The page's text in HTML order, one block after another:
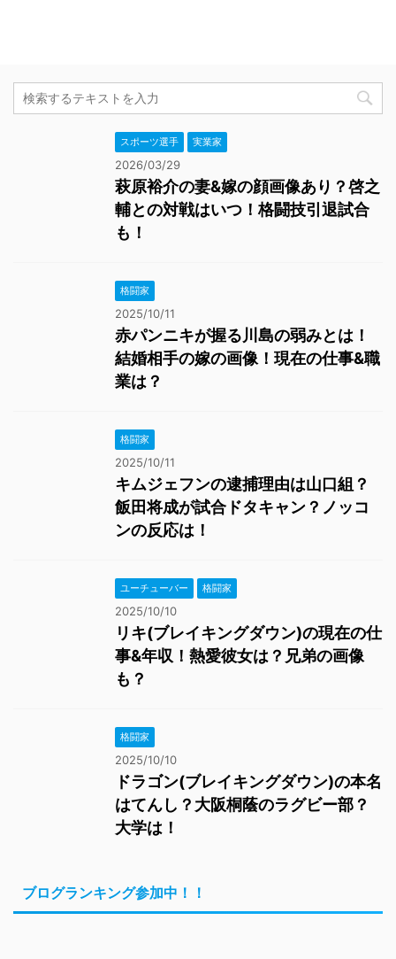
スポーツ選手 実業家
2026/03/29
萩原裕介の妻&嫁の顔画像あり？啓之
輔との対戦はいつ！格闘技引退試合
も！
格闘家
2025/10/11
赤パンニキが握る川島の弱みとは！
結婚相手の嫁の画像！現在の仕事&職
業は？
格闘家
2025/10/11
キムジェフンの逮捕理由は山口組？
飯田将成が試合ドタキャン？ノッコ
ンの反応は！
ユーチューバー 格闘家
2025/10/10
リキ(ブレイキングダウン)の現在の仕
事&年収！熱愛彼女は？兄弟の画像
も？
格闘家
2025/10/10
ドラゴン(ブレイキングダウン)の本名
はてんし？大阪桐蔭のラグビー部？
大学は！
ブログランキング参加中！！